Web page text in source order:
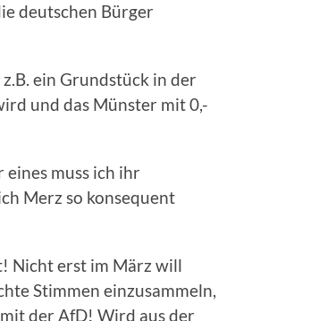
deutschen Bürger
ein Grundstück in der
und das Münster mit 0,-
muss ich ihr
Merz so konsequent
Nicht erst im März will
Stimmen einzusammeln,
der AfD! Wird aus der